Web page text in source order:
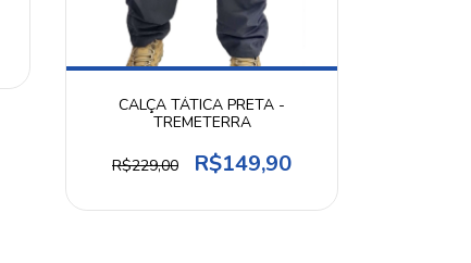
CALÇA TÁTICA PRETA -
TREMETERRA
R$229,00 R$149,90